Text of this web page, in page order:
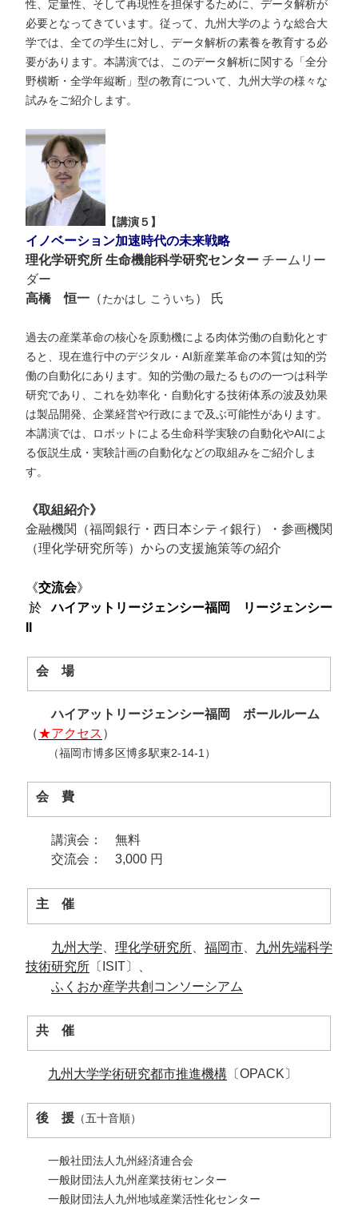
性、定量性、そして再現性を担保するために、データ解析が
必要となってきています。従って、九州大学のような総合大
学では、全ての学生に対し、データ解析の素養を教育する必
要があります。本講演では、このデータ解析に関する「全分
野横断・全学年縦断」型の教育について、九州大学の様々な
試みをご紹介します。
【講演５】
イノベーション加速時代の未来戦略
理化学研究所 生命機能科学研究センター チームリー
ダー
高橋 恒一 （たかはし こういち） 氏
過去の産業革命の核心を原動機による肉体労働の自動化とす
ると、現在進行中のデジタル・AI新産業革命の本質は知的労
働の自動化にあります。知的労働の最たるものの一つは科学
研究であり、これを効率化・自動化する技術体系の波及効果
は製品開発、企業経営や行政にまで及ぶ可能性があります。
本講演では、ロボットによる生命科学実験の自動化やAIによ
る仮説生成・実験計画の自動化などの取組みをご紹介しま
す。
《取組紹介》
金融機関（福岡銀行・西日本シティ銀行）・参画機関
（理化学研究所等）からの支援施策等の紹介
《交流会》
於ハイアットリージェンシー福岡 リージェンシー
会 場
ハイアットリージェンシー福岡 ボールルーム
（★アクセス ）
（福岡市博多区博多駅東2-14-1）
会 費
講演会： 無料
交流会： 3,000 円
主 催
九州大学、 理化学研究所、 福岡市、 九州先端科学
技術研究所 〔ISIT〕、
ふくおか産学共創コンソーシアム
共 催
九州大学学術研究都市推進機構 〔OPACK〕
後 援 （五十音順）
一般社団法人九州経済連合会
一般財団法人九州産業技術センター
一般財団法人九州地域産業活性化センター